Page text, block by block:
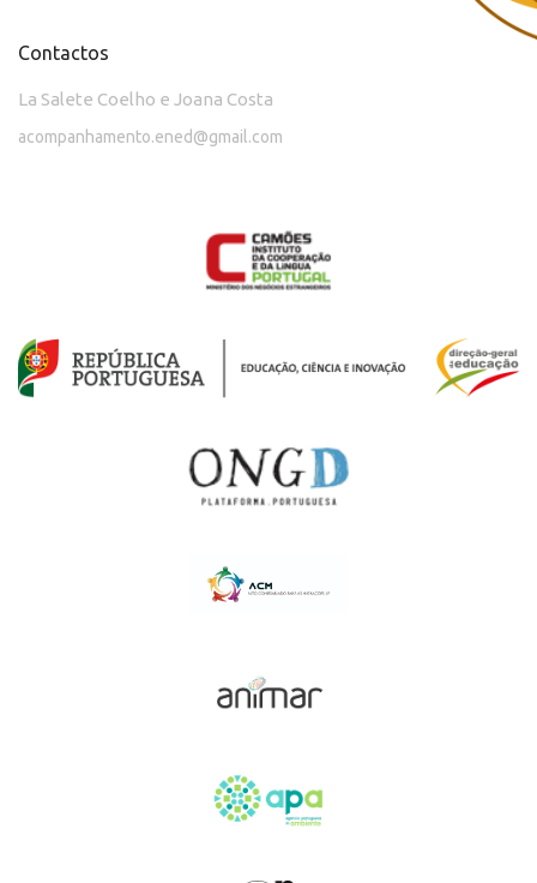
Contactos
La Salete Coelho e Joana Costa
acompanhamento.ened@gmail.com